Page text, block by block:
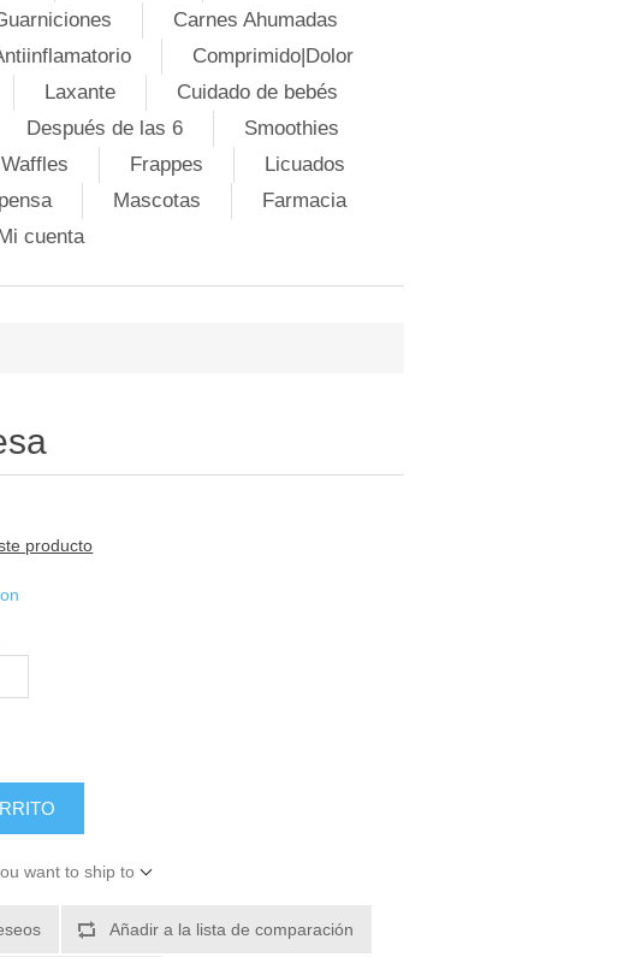
Carnes Ahumadas
Comprimido|Dolor
Laxante
Cuidado de bebés
Después de las 6
Smoothies
Waffles Frappes
Licuados
Mascotas
Farmacia
cuenta
producto
want to ship to